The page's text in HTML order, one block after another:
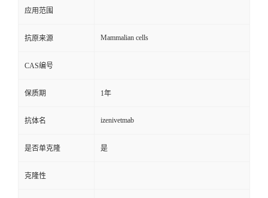
应用范围
抗原来源 Mammalian cells
CAS编号
保质期 1年
抗体名 izenivetmab
是否单克隆 是
克隆性